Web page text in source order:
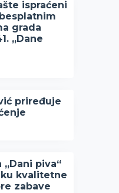
ispraćeni
grada
„Dane
priređuje
piva“
kvalitetne
zabave